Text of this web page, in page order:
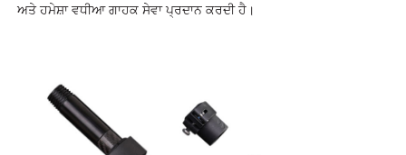
ਅਤੇ ਹਮੇਸ਼ਾ ਵਧੀਆ ਗਾਹਕ ਸੇਵਾ ਪ੍ਰਦਾਨ ਕਰਦੀ ਹੈ।